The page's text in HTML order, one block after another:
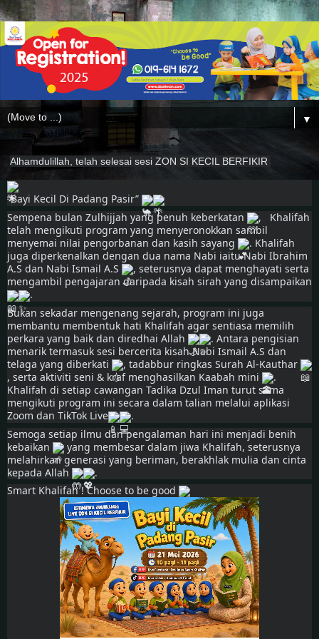
▼
Alhamdulillah, telah selesai sesi ZON SI KECIL BERFIKIR
“Bayi Kecil Di Padang Pasir”
Sempena bulan Zulhijjah yang penuh keberkatan
,   Khalifah
telah mengikuti program yang menyeronokkan sambil
menyemai nilai pengorbanan dan kasih sayang
. Khalifah
juga diperkenalkan dengan dua nama Nabi iaitu Nabi Ibrahim
A.S dan Nabi Ismail A.S
, seterusnya dapat menghayati serta
.
Bukan sekadar mengenang sejarah, program ini juga
membantu membentuk hati Khalifah agar sentiasa memilih
perkara yang baik dan diredhai Allah
. Antara pengisian
menarik termasuk sesi bercerita kisah Nabi Ismail A.S dan
telaga yang diberkati
, tadabbur ringkas Surah Al-Kauthar
, serta aktiviti seni & kraf menghasilkan Kaabah mini
.
Khalifah di setiap cawangan Tadika Dzul Iman turut sama
mengikuti program ini secara dalam talian melalui aplikasi
Zoom dan TikTok Live
.
Semoga setiap ilmu dan pengalaman hari ini menjadi benih
kebaikan
yang membesar dalam jiwa Khalifah, seterusnya
melahirkan generasi yang beriman, berakhlak mulia dan cinta
kepada Allah
.
Smart Khalifah ! Choose to be good